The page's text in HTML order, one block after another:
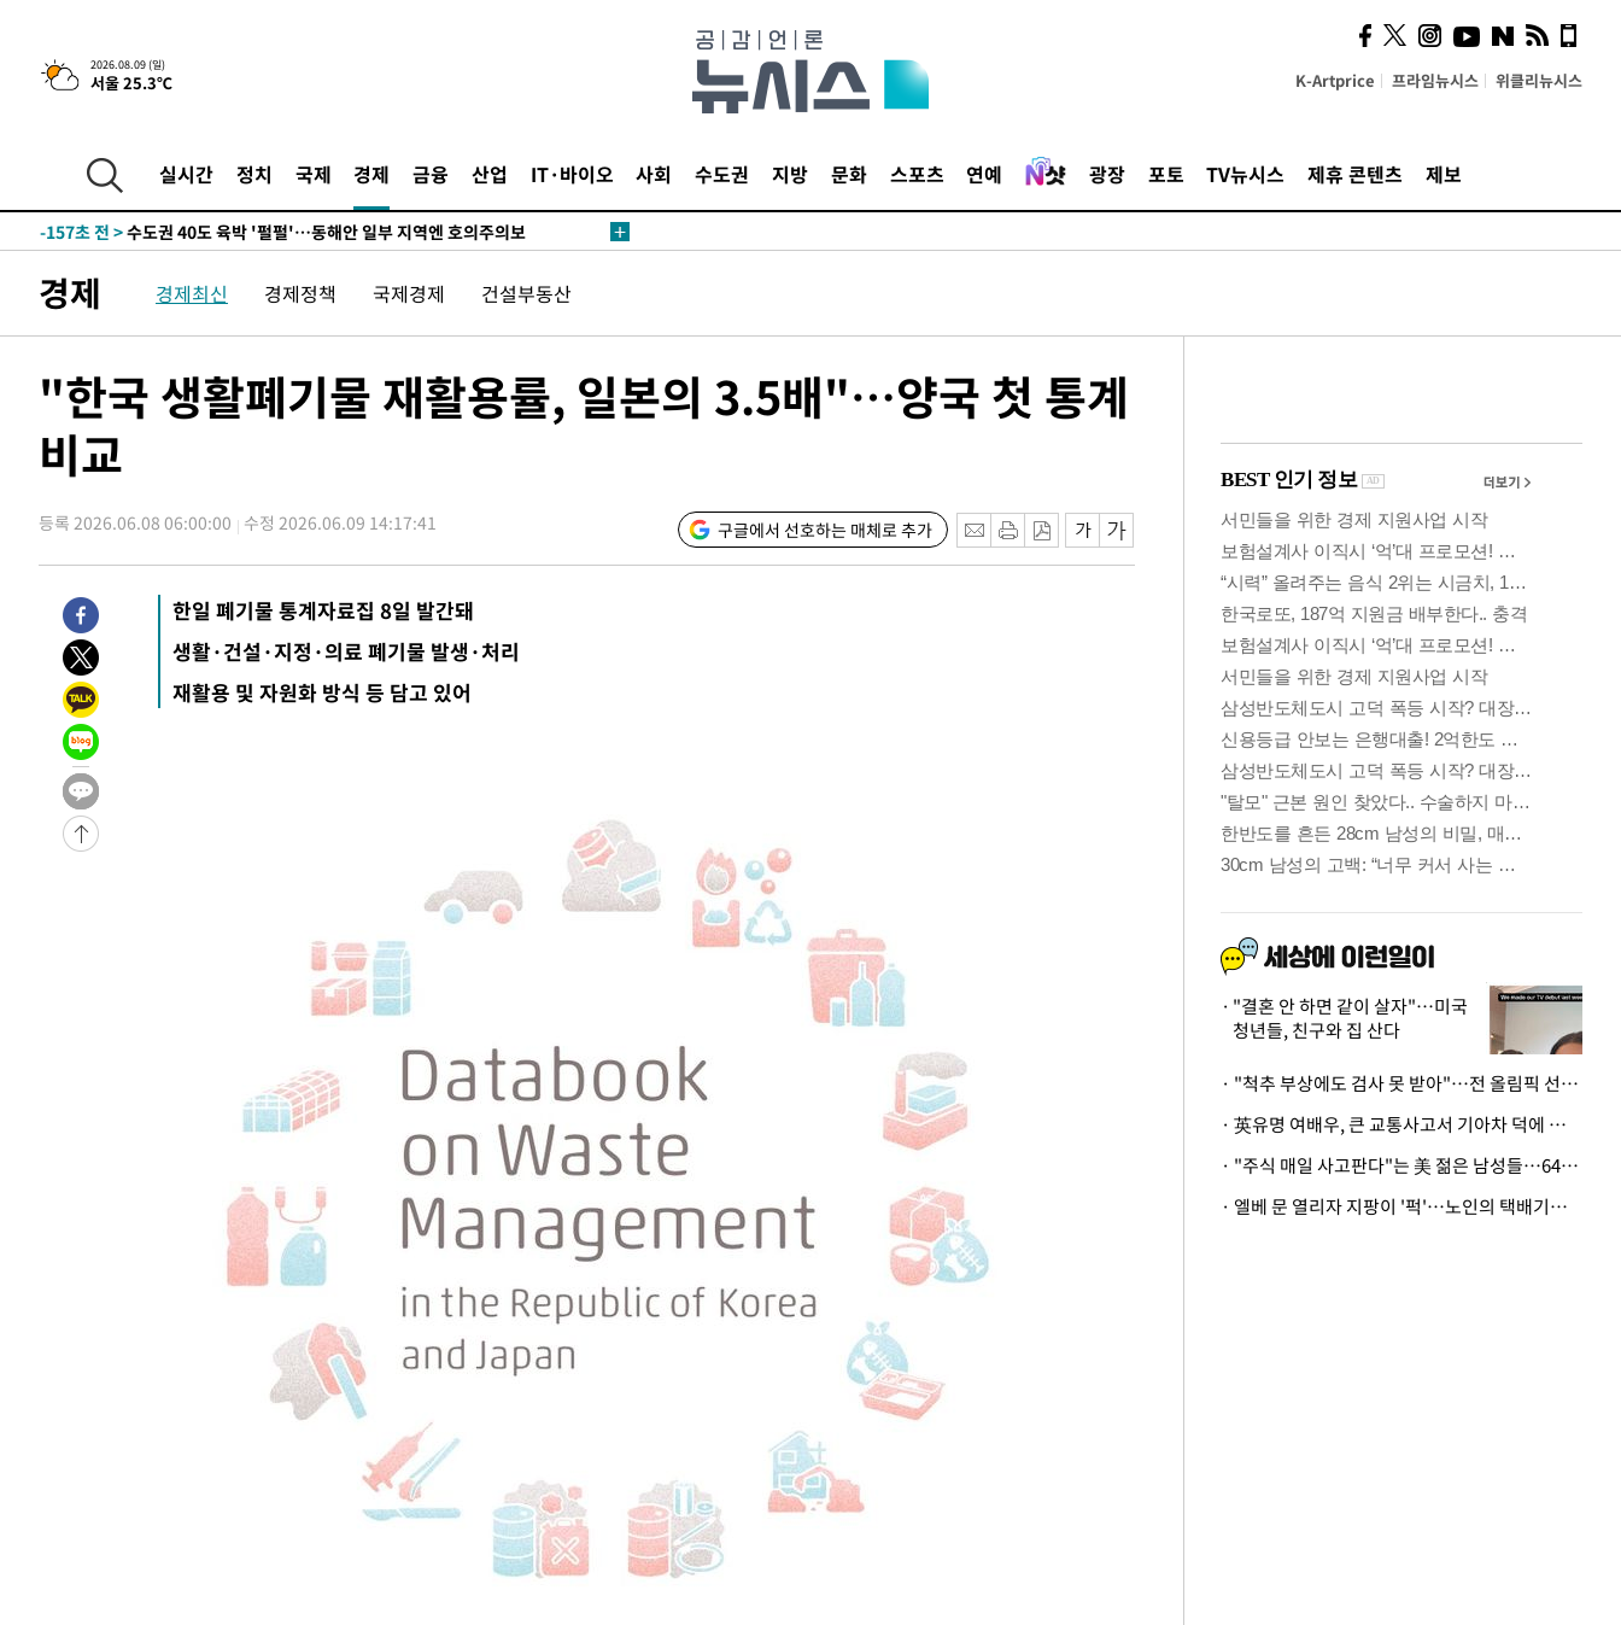
2026.08.09 (일)
서울 25.3℃ K-Artprice 프라임뉴시스 위클리뉴시스
실시간 정치 국제 경제 금융 산업 IT·바이오 사회 수도권 지방 문화 스포츠 연예 광장 포토 TV뉴시스 제휴 콘텐츠 제보
래 44.56%
-7862초 전 >[속보]與 대표 경선 제주·인천 당원투표…金 47.75%·鄭 42.08%·
宋 10.17%
-7396초 전 >이강인 "아틀레티코 이적 기뻐…등번호 7번 의미보단 팀 위해 뛸 것"
-1105초 전 >
낮 최고 35도 '무더위'…동해안 시간당 30㎜ '강한 비'[내일날씨]
-375초 전 >
티코 이적"
-157초 전 >수도권 40도 육박 '펄펄'…동해안 일부 지역엔 호의주의보
1시간 전 >
강릉에 시간당 81.4㎜ 물폭탄…도로 잠기고 담벼락 붕괴
3시간 전 >백운산서 80년근 천종산삼 9뿌리 발견…감정가 1.3억원
4시간 전 >남자 농구, 나고야 아시안게임서 '홈팀' 일본과 한일전
4시간 전 >여수 오동도 해상서 모터보트 전복…1명 사망·1명 실종
5시간 전 >극한폭염 한풀 꺾이지만…'낮 최고 35도' 무더위, 열대야 계속[다음주
6시간 전 >[속보]'압수수색·성접대 논란' 축구협회 "실망과 걱정 안겨드려 죄송"
9시간 전 >'최고 37도' 폭염 지속…강원동해안 최대 150㎜ 비
11시간 전 >
[속보]뉴욕증시 상승 마감…S&P 0.6% 나스닥 1.3%↑
-17600초 전 >
-8647초 전 >
[속보]與최고위원 제주·인천 순회경선…박선원·최민희·서미화·한
민수·김용 순
-8600초 전 >
[속보]김민석, 與 전대 당원투표 누적 득표율 45.42%로 1위… 정청
래 44.56%
-7882초 전 >
宋 10.17%
-7416초 전 >
-7351초 전 >
-1125초 전 >
낮 최고 35도 '무더위'…동해안 시간당 30㎜ '강한 비'[내일날씨]
[속보]이강인 "감독님이 원하는 마음 느꼈고, 많은 트로피 원해 아틀레
수도권 40도 육박 '펄펄'…동해안 일부 지역엔 호의주의보
온열질환 사망자 3명 늘어…누적 환자 3000명 돌파
강릉에 시간당 81.4㎜ 물폭탄…도로 잠기고 담벼락 붕괴
백운산서 80년근 천종산삼 9뿌리 발견…감정가 1.3억원
남자 농구, 나고야 아시안게임서 '홈팀' 일본과 한일전
여수 오동도 해상서 모터보트 전복…1명 사망·1명 실종
극한폭염 한풀 꺾이지만…'낮 최고 35도' 무더위, 열대야 계속[다음주
축구협회 "압수수색·성접대 논란 사과…쇄신의 기회로 삼겠다"
[속보]'압수수색·성접대 논란' 축구협회 "실망과 걱정 안겨드려 죄송"
'최고 37도' 폭염 지속…강원동해안 최대 150㎜ 비
[속보]뉴욕증시 상승 마감…S&P 0.6% 나스닥 1.3%↑
경제 경제최신 경제정책 국제경제 건설부동산
"한국 생활폐기물 재활용률, 일본의 3.5배"…양국 첫 통계
비교
등록 2026.06.08 06:00:00 수정 2026.06.09 14:17:41 구글에서 선호하는 매체로 추가
한일 폐기물 통계자료집 8일 발간돼
생활·건설·지정·의료 폐기물 발생·처리
재활용 및 자원화 방식 등 담고 있어
사이 해답 찾았죠"…알을
깨고 나온 '초자아'
"결혼 안 하면 같이 살자"…미국
청년들, 친구와 집 산다
· "척추 부상에도 검사 못 받아"…전 올림픽 선수, 美봅슬레이협회 상대 소송
· 英유명 여배우, 큰 교통사고서 기아차 덕에 살았다
· "주식 매일 사고판다"는 美 젊은 남성들…64%가 "나는 인생의 패배자“
· 엘베 문 열리자 지팡이 '퍽'…노인의 택배기사 폭행 이유